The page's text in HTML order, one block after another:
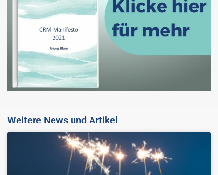
Weitere News und Artikel